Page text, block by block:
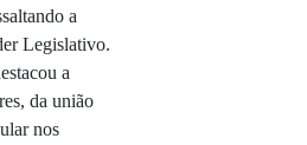
a
Legislativo.
a
da união
nos